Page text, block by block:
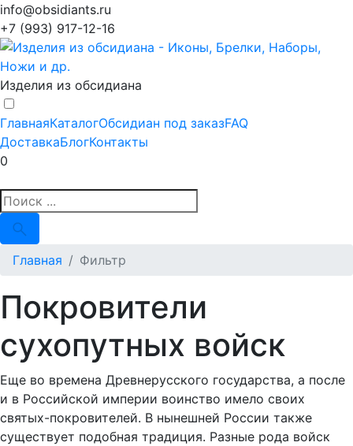
info@obsidiants.ru
+7 (993) 917-12-16
Изделия из обсидиана
ГлавнаяКаталогОбсидиан под заказFAQ
ДоставкаБлогКонтакты
0
Главная Фильтр
Покровители
сухопутных войск
Еще во времена Древнерусского государства, а после
и в Российской империи воинство имело своих
святых-покровителей. В нынешней России также
существует подобная традиция. Разные рода войск